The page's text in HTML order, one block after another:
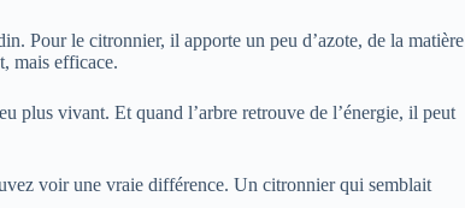
Pour le citronnier, il apporte un peu d’azote, de la matière
mais efficace.
plus vivant. Et quand l’arbre retrouve de l’énergie, il peut
voir une vraie différence. Un citronnier qui semblait